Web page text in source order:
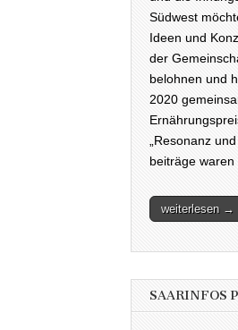
Südwest
Ideen und
der
belohnen und
2020
„Resonanz
beiträge waren
weiterlesen →
SAARINFOS